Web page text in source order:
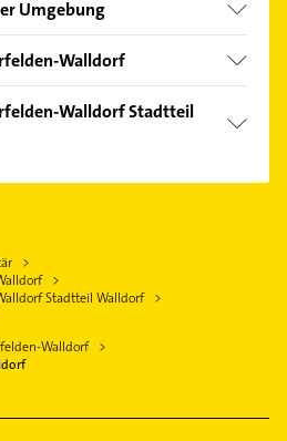
Umgebung
Walldorf
Walldorf Stadtteil
Stadtteil Walldorf
Walldorf